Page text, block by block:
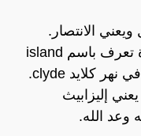
الانتصار.
توجد في إسكتلندا جزيرة تعرف باسم island
إليزابيث